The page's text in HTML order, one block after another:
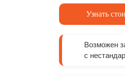
Узнать
Возможен
с